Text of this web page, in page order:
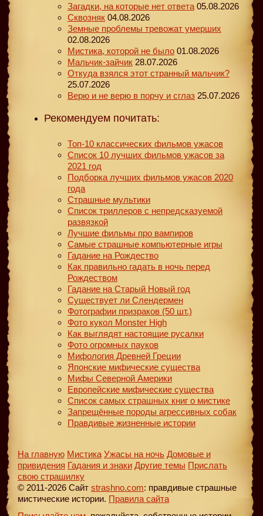
Загадки, на которые нет ответа 05.08.2026
Сквозняк 04.08.2026
Земные проблемы тревожат умерших
02.08.2026
Мистика, которой не было 01.08.2026
Мальчик-зайчик 28.07.2026
Откуда взялся этот странный мальчик?
25.07.2026
Верю и не верю в порчу и сглаз 25.07.2026
Рекомендуем почитать:
Топ-10 классических фильмов ужасов
Список 10 лучших фильмов ужасов за
2021 год
Подборка лучших фильмов ужасов 2020
года
Страшные мультики
Список триллеров с непредсказуемой
развязкой
Лучшие фильмы про вампиров
Самые страшные компьютерные игры
Гадание на Рождество
Как правильно гадать в ночь перед
Рождеством
Гадание на Старый Новый год
Существует ли Слендермен
Фотографии призраков (50 шт.)
Фото кукол Monster High
Как выглядят настоящие русалки
Фото огромных пауков
Мифология Древней Греции
Японские мифические существа
Мифы Северной Америки
Европейские мифические существа
Список самых страшных книг о мистике
Запрещённые породы агрессивных собак
Правдивые жизненные истории
На главную Мистика Ужасы на ночь Домовые и
привидения Гадания и знаки Другие темы Прислать
свою страшилку
© 2011-2026 Сайт strashno.com: правдивые страшные
мистические истории. Правила сайта